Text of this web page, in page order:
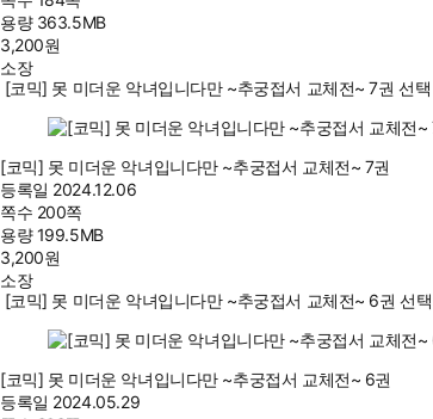
용량 363.5MB
3,200원
소장
[코믹] 못 미더운 악녀입니다만 ~추궁접서 교체전~ 7권 선택
[코믹] 못 미더운 악녀입니다만 ~추궁접서 교체전~ 7권
등록일 2024.12.06
쪽수 200쪽
용량199.5MB
3,200원
소장
[코믹] 못 미더운 악녀입니다만 ~추궁접서 교체전~ 6권 선택
[코믹] 못 미더운 악녀입니다만 ~추궁접서 교체전~ 6권
등록일 2024.05.29